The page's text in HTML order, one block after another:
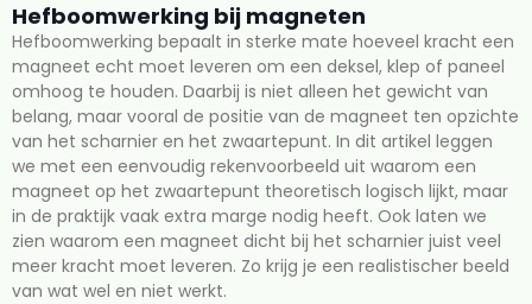
Hefboomwerking bij magneten
Hefboomwerking bepaalt in sterke mate hoeveel kracht een
magneet echt moet leveren om een deksel, klep of paneel
omhoog te houden. Daarbij is niet alleen het gewicht van
belang, maar vooral de positie van de magneet ten opzichte
van het scharnier en het zwaartepunt. In dit artikel leggen
we met een eenvoudig rekenvoorbeeld uit waarom een
magneet op het zwaartepunt theoretisch logisch lijkt, maar
in de praktijk vaak extra marge nodig heeft. Ook laten we
zien waarom een magneet dicht bij het scharnier juist veel
meer kracht moet leveren. Zo krijg je een realistischer beeld
van wat wel en niet werkt.